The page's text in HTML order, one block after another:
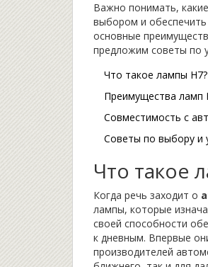
Важно понимать,
выбором и
основные
предложим советы по
Что такое лампы H7?
Преимущества ламп
Совместимость с
Советы по выбору и
Что такое
Когда речь заходит о
лампы, которые
своей способности
к дневным. Впервые
производителей